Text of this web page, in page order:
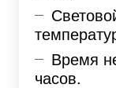
Время
часов.